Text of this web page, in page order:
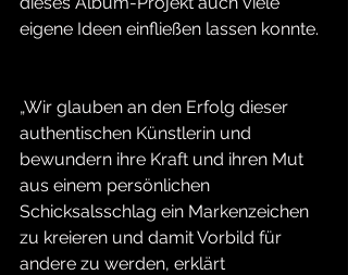
eigene Ideen einfließen lassen konnte.
„Wir glauben an den Erfolg dieser
authentischen Künstlerin und
bewundern ihre Kraft und ihren Mut
aus einem persönlichen
Schicksalsschlag ein Markenzeichen
zu kreieren und damit Vorbild für
andere zu werden, erklärt